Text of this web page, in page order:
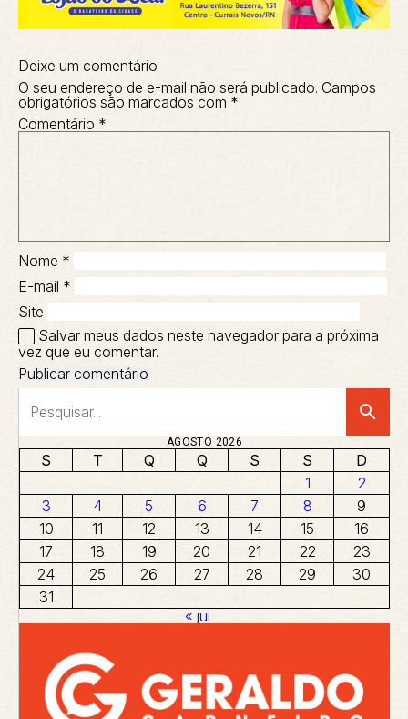
Deixe um comentário
O seu endereço de e-mail não será publicado. Campos
obrigatórios são marcados com *
Comentário *
Nome *
E-mail *
Site
Salvar meus dados neste navegador para a próxima
vez que eu comentar.
search
AGOSTO 2026
S T Q Q S S
D
1
2
3
4 5 6 7 8
9
10
11 12 13 14 15
16
17
18 19 20 21 22
23
24
25 26 27 28 29
30
31
« jul